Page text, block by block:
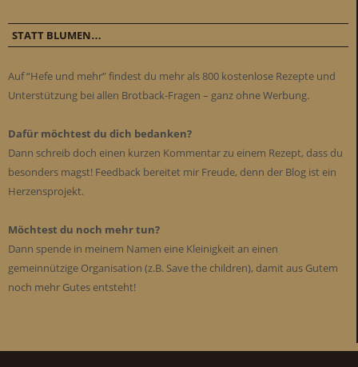
STATT BLUMEN…
Auf “Hefe und mehr” findest du mehr als 800 kostenlose Rezepte und
Unterstützung bei allen Brotback-Fragen – ganz ohne Werbung.
Dafür möchtest du dich bedanken?
Dann schreib doch einen kurzen Kommentar zu einem Rezept, dass du
besonders magst! Feedback bereitet mir Freude, denn der Blog ist ein
Herzensprojekt.
Möchtest du noch mehr tun?
Dann spende in meinem Namen eine Kleinigkeit an einen
gemeinnützige Organisation (z.B. Save the children), damit aus Gutem
noch mehr Gutes entsteht!